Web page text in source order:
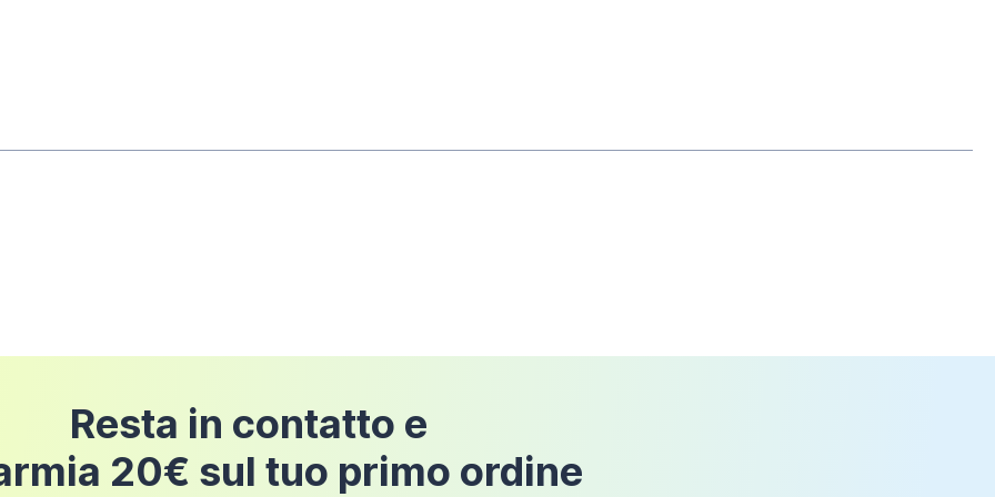
dalla data di consegna
Resta in contatto e
20€ sul tuo primo ordine